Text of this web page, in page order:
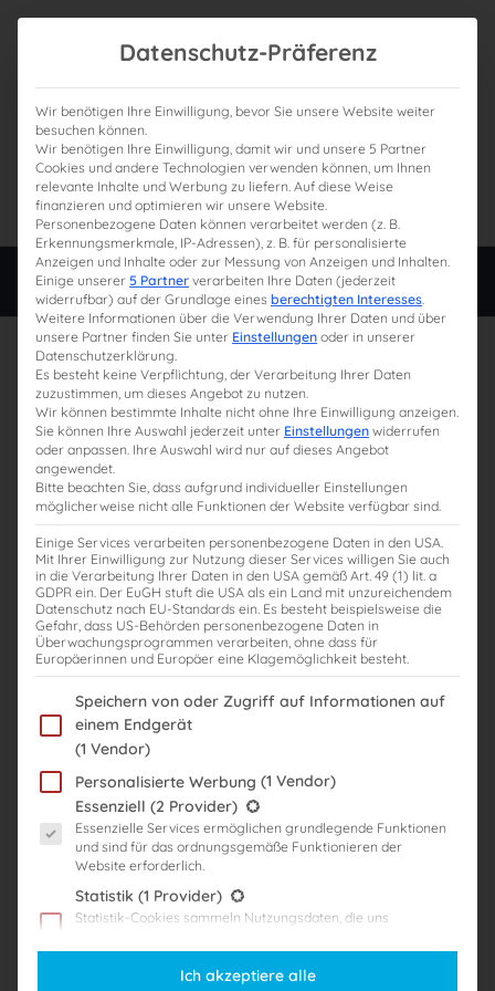
0
Gesamtpreis
0,00 €
CATEGORY:Business
Steuern – Basics in der Wirtschaftsprüfung
(Gruppe 14)
Course Access: 120Täglicher Zugang
$10000 Diesen Kurs nehmen
Kurs Overview
Datenschutz-Präferenz
Wir benötigen Ihre Einwilligung, bevor Sie unsere Website weiter
besuchen können.
Wir benötigen Ihre Einwilligung, damit wir und unsere 5 Partner
Cookies und andere Technologien verwenden können, um Ihnen
relevante Inhalte und Werbung zu liefern. Auf diese Weise
finanzieren und optimieren wir unsere Website.
Personenbezogene Daten können verarbeitet werden (z. B.
Erkennungsmerkmale, IP-Adressen), z. B. für personalisierte
Anzeigen und Inhalte oder zur Messung von Anzeigen und Inhalten.
Einige unserer 5 Partner verarbeiten Ihre Daten (jederzeit
widerrufbar) auf der Grundlage eines berechtigten Interesses.
Weitere Informationen über die Verwendung Ihrer Daten und über
unsere Partner finden Sie unter Einstellungen oder in unserer
Datenschutzerklärung.
Es besteht keine Verpflichtung, der Verarbeitung Ihrer Daten
zuzustimmen, um dieses Angebot zu nutzen.
Wir können bestimmte Inhalte nicht ohne Ihre Einwilligung anzeigen.
Sie können Ihre Auswahl jederzeit unter Einstellungen widerrufen
oder anpassen. Ihre Auswahl wird nur auf dieses Angebot
angewendet.
Bitte beachten Sie, dass aufgrund individueller Einstellungen
möglicherweise nicht alle Funktionen der Website verfügbar sind.
Einige Services verarbeiten personenbezogene Daten in den USA.
Mit Ihrer Einwilligung zur Nutzung dieser Services willigen Sie auch
in die Verarbeitung Ihrer Daten in den USA gemäß Art. 49 (1) lit. a
GDPR ein. Der EuGH stuft die USA als ein Land mit unzureichendem
Datenschutz nach EU-Standards ein. Es besteht beispielsweise die
Gefahr, dass US-Behörden personenbezogene Daten in
Überwachungsprogrammen verarbeiten, ohne dass für
Europäerinnen und Europäer eine Klagemöglichkeit besteht.
Im Folgenden finden Sie eine Liste der Zwecke des IAB
Speichern von oder Zugriff auf Informationen auf
einem Endgerät
(1 Vendor)
Personalisierte Werbung (1 Vendor)
Es folgt eine Liste der Service-Gruppen, für die eine Einwilligung
Essenziell (2 Provider)
Essenzielle Services ermöglichen grundlegende Funktionen
und sind für das ordnungsgemäße Funktionieren der
Website erforderlich.
Statistik (1 Provider)
Statistik-Cookies sammeln Nutzungsdaten, die uns
Website umgehen.
(3 Provider)
Ich akzeptiere alle